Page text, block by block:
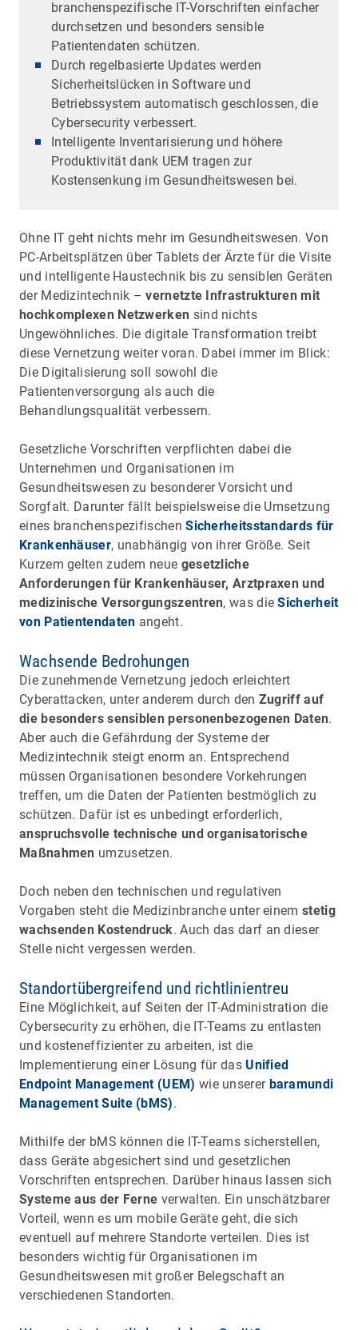
branchenspezifische IT-Vorschriften einfacher
durchsetzen und besonders sensible
Patientendaten schützen.
Durch regelbasierte Updates werden
Sicherheitslücken in Software und
Betriebssystem automatisch geschlossen, die
Cybersecurity verbessert.
Intelligente Inventarisierung und höhere
Produktivität dank UEM tragen zur
Kostensenkung im Gesundheitswesen bei.
Ohne IT geht nichts mehr im Gesundheitswesen. Von
PC-Arbeitsplätzen über Tablets der Ärzte für die Visite
und intelligente Haustechnik bis zu sensiblen Geräten
der Medizintechnik –vernetzte Infrastrukturen mit
hochkomplexen Netzwerken sind nichts
Ungewöhnliches. Die digitale Transformation treibt
diese Vernetzung weiter voran. Dabei immer im Blick:
Die Digitalisierung soll sowohl die
Patientenversorgung als auch die
Behandlungsqualität verbessern.
Gesetzliche Vorschriften verpflichten dabei die
Unternehmen und Organisationen im
Gesundheitswesen zu besonderer Vorsicht und
Sorgfalt. Darunter fällt beispielsweise die Umsetzung
eines branchenspezifischenSicherheitsstandards für
Krankenhäuser, unabhängig von ihrer Größe. Seit
Kurzem gelten zudem neue gesetzliche
Anforderungen für Krankenhäuser, Arztpraxen und
medizinische Versorgungszentren, was dieSicherheit
von Patientendaten angeht.
Wachsende Bedrohungen
Die zunehmende Vernetzung jedoch erleichtert
Cyberattacken, unter anderem durch den Zugriff auf
die besonders sensiblen personenbezogenen Daten.
Aber auch die Gefährdung der Systeme der
Medizintechnik steigt enorm an. Entsprechend
müssen Organisationen besondere Vorkehrungen
treffen, um die Daten der Patienten bestmöglich zu
schützen. Dafür ist es unbedingt erforderlich,
anspruchsvolle technische und organisatorische
Maßnahmen umzusetzen.
Doch neben den technischen und regulativen
Vorgaben steht die Medizinbranche unter einem stetig
wachsenden Kostendruck. Auch das darf an dieser
Stelle nicht vergessen werden.
Standortübergreifend und richtlinientreu
Eine Möglichkeit, auf Seiten der IT-Administration die
Cybersecurity zu erhöhen, die IT-Teams zu entlasten
und kosteneffizienter zu arbeiten, ist die
Implementierung einer Lösung für dasUnified
Endpoint Management (UEM) wie unserer baramundi
Management Suite (bMS).
Mithilfe der bMS können die IT-Teams sicherstellen,
dass Geräte abgesichert sind und gesetzlichen
Vorschriften entsprechen. Darüber hinaus lassen sich
Systeme aus der Ferne verwalten. Ein unschätzbarer
Vorteil, wenn es um mobile Geräte geht, die sich
eventuell auf mehrere Standorte verteilen. Dies ist
besonders wichtig für Organisationen im
Gesundheitswesen mit großer Belegschaft an
verschiedenen Standorten.